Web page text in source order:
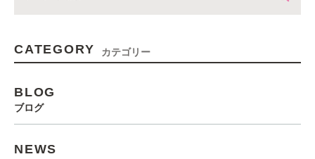
CATEGORY カテゴリー
BLOG
ブログ
NEWS